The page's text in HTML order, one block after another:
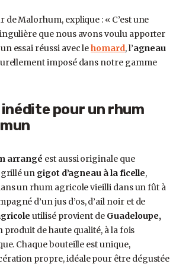
de Malorhum, explique : « C’est une
que nous avons voulu apporter
essai réussi avec lehomard, l’agneau
imposé dans notre gamme
pour un rhum
arrangé est aussi originale que
grillé un gigot d’agneau à la ficelle,
un rhum agricole vieilli dans un fût à
d’un jus d’os, d’ail noir et de
utilisé provient de Guadeloupe,
de haute qualité, à la fois
Chaque bouteille est unique,
propre, idéale pour être dégustée